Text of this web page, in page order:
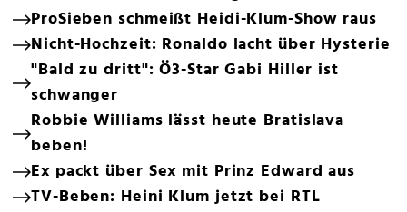
ProSieben schmeißt Heidi-Klum-Show raus
Nicht-Hochzeit: Ronaldo lacht über Hysterie
"Bald zu dritt": Ö3-Star Gabi Hiller ist
schwanger
Robbie Williams lässt heute Bratislava
beben!
Ex packt über Sex mit Prinz Edward aus
TV-Beben: Heini Klum jetzt bei RTL